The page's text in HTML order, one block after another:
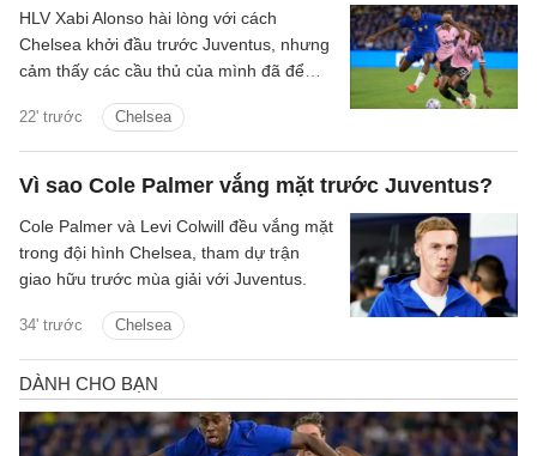
22' trước Chelsea
HLV Xabi Alonso hài lòng với cách
Chelsea khởi đầu trước Juventus, nhưng
cảm thấy các cầu thủ của mình đã để
Vì sao Cole Palmer vắng mặt trước Juventus?
34' trước Chelsea
Cole Palmer và Levi Colwill đều vắng mặt
trong đội hình Chelsea, tham dự trận
giao hữu trước mùa giải với Juventus.